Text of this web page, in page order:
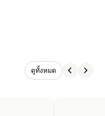
ดูทั้งหมด